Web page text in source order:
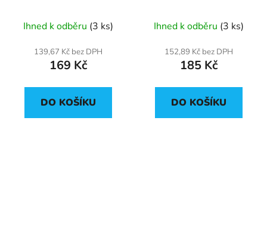
Ihned k odběru (3 ks)
139,67 Kč bez DPH
169 Kč
DO KOŠÍKU
Ihned k odběru (3 ks)
152,89 Kč bez DPH
185 Kč
DO KOŠÍKU